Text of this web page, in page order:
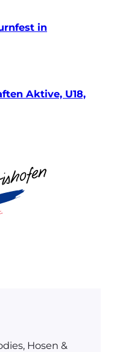
in
Aktive, U18,
Hosen &